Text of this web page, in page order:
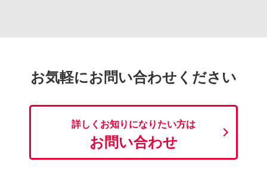
お気軽にお問い合わせください
詳しくお知りになりたい方は
お問い合わせ